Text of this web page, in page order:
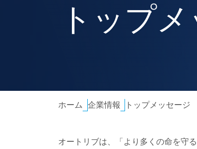
トップ
ホーム 企業情報 トップメッセージ
オートリブは、「より多くの命を守